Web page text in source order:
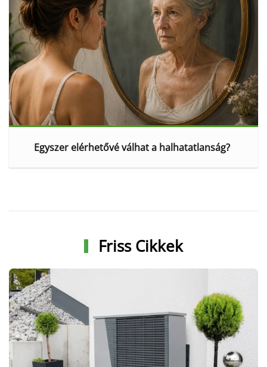
Egyszer elérhetővé válhat a halhatatlanság?
Friss Cikkek